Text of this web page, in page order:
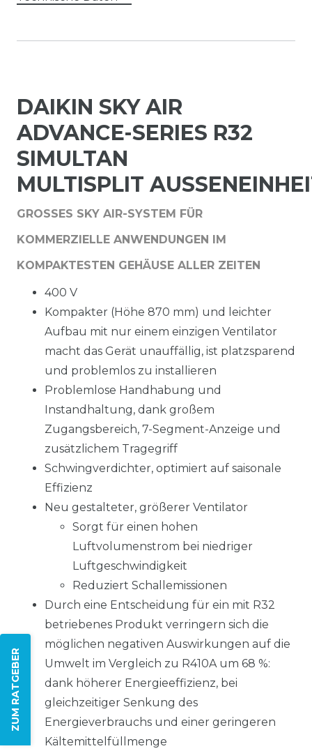
ZUM RATGEBER
DAIKIN SKY AIR
ADVANCE-SERIES R32
SIMULTAN
MULTISPLIT AUSSENEINHEIT
GROSSES SKY AIR-SYSTEM FÜR K
OMMERZIELLE ANWENDUNGEN IM K
OMPAKTESTEN GEHÄUSE ALLER ZEITEN
400 V
Kompakter (Höhe 870 mm) und leichter
Aufbau mit nur einem einzigen Ventilator
macht das Gerät unauffällig, ist platzsparend
und problemlos zu installieren
Problemlose Handhabung und
Instandhaltung, dank großem
Zugangsbereich, 7-Segment-Anzeige und
zusätzlichem Tragegriff
Schwingverdichter, optimiert auf saisonale
Effizienz
Neu gestalteter, größerer Ventilator
Sorgt für einen hohen
Luftvolumenstrom bei niedriger
Luftgeschwindigkeit
Reduziert Schallemissionen
Durch eine Entscheidung für ein mit R32
betriebenes Produkt verringern sich die
möglichen negativen Auswirkungen auf die
Umwelt im Vergleich zu R410A um 68 %:
dank höherer Energieeffizienz, bei
gleichzeitiger Senkung des
Energieverbrauchs und einer geringeren
Kältemittelfüllmenge